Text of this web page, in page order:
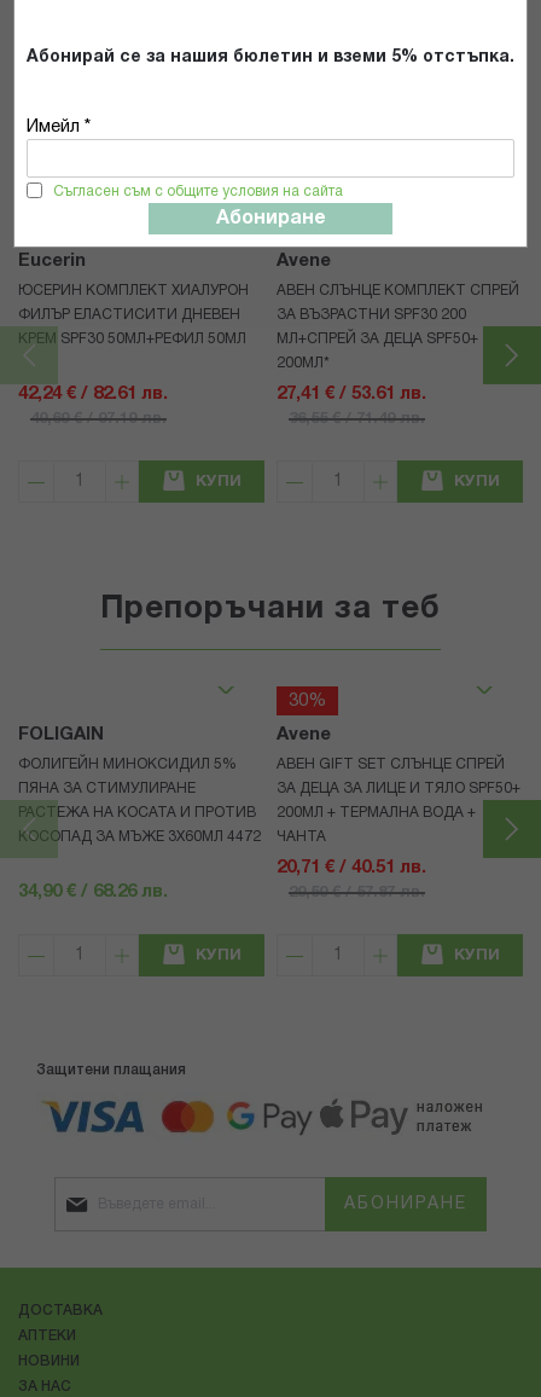
Абонирай се за нашия бюлетин и вземи 5% отстъпка.
Имейл *
Съгласен съм с общите условия на сайта
Абониране
Комплекти за подарък 🆕
Eucerin
ЮСЕРИН КОМПЛЕКТ ХИАЛУРОН
ФИЛЪР ЕЛАСТИСИТИ ДНЕВЕН
КРЕМ SPF30 50МЛ+РЕФИЛ 50МЛ
42,24 € / 82.61 лв.
49,69 € / 97.19 лв.
КУПИ
25%
Avene
АВЕН СЛЪНЦЕ КОМПЛЕКТ СПРЕЙ
ЗА ВЪЗРАСТНИ SPF30 200
МЛ+СПРЕЙ ЗА ДЕЦА SPF50+
200МЛ*
27,41 € / 53.61 лв.
36,55 € / 71.49 лв.
КУПИ
Препоръчани за теб
FOLIGAIN
ФОЛИГЕЙН МИНОКСИДИЛ 5%
ПЯНА ЗА СТИМУЛИРАНЕ
РАСТЕЖА НА КОСАТА И ПРОТИВ
КОСОПАД ЗА МЪЖЕ 3X60МЛ 4472
34,90 € / 68.26 лв.
КУПИ
30%
Avene
АВЕН GIFT SET СЛЪНЦЕ СПРЕЙ
ЗА ДЕЦА ЗА ЛИЦЕ И ТЯЛО SPF50+
200МЛ + ТЕРМАЛНА ВОДА +
ЧАНТА
20,71 € / 40.51 лв.
29,59 € / 57.87 лв.
КУПИ
Защитени плащания
АБОНИРАНЕ
ДОСТАВКА
АПТЕКИ
НОВИНИ
ЗА НАС